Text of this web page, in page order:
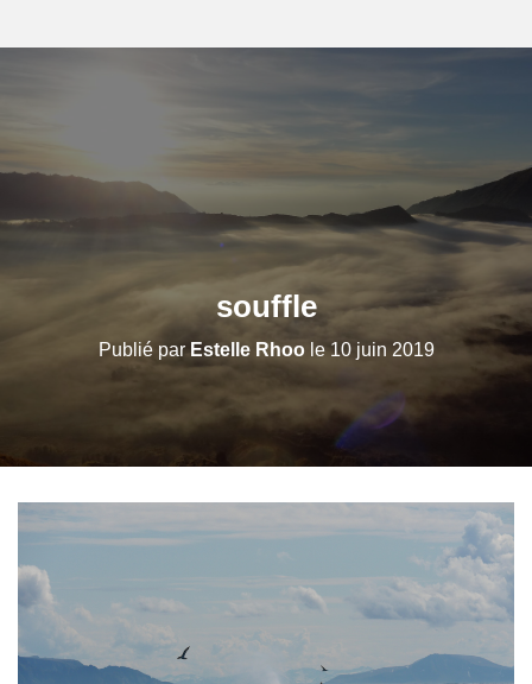
souffle
Publié parEstelle Rhoole10 juin 2019